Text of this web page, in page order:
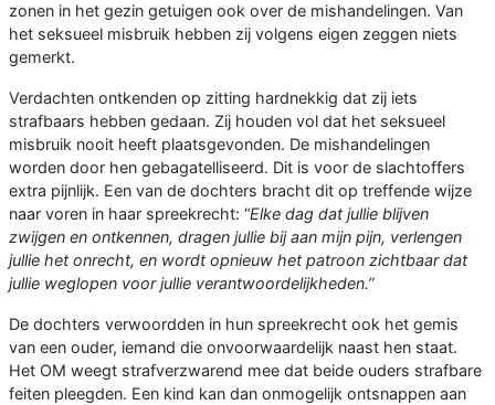
zonen in het gezin getuigen ook over de mishandelingen. Van
het seksueel misbruik hebben zij volgens eigen zeggen niets
gemerkt.
Verdachten ontkenden op zitting hardnekkig dat zij iets
strafbaars hebben gedaan. Zij houden vol dat het seksueel
misbruik nooit heeft plaatsgevonden. De mishandelingen
worden door hen gebagatelliseerd. Dit is voor de slachtoffers
extra pijnlijk. Een van de dochters bracht dit op treffende wijze
naar voren in haar spreekrecht: “Elke dag dat jullie blijven
zwijgen en ontkennen, dragen jullie bij aan mijn pijn, verlengen
jullie het onrecht, en wordt opnieuw het patroon zichtbaar dat
jullie weglopen voor jullie verantwoordelijkheden.”
De dochters verwoordden in hun spreekrecht ook het gemis
van een ouder, iemand die onvoorwaardelijk naast hen staat.
Het OM weegt strafverzwarend mee dat beide ouders strafbare
feiten pleegden. Een kind kan dan onmogelijk ontsnappen aan